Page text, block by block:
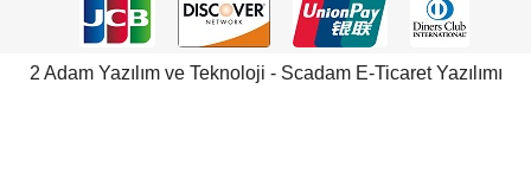
2 Adam Yazılım ve Teknoloji - Scadam E-Ticaret Yazılımı